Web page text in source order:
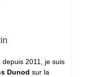
2011, je suis
Dunod sur la